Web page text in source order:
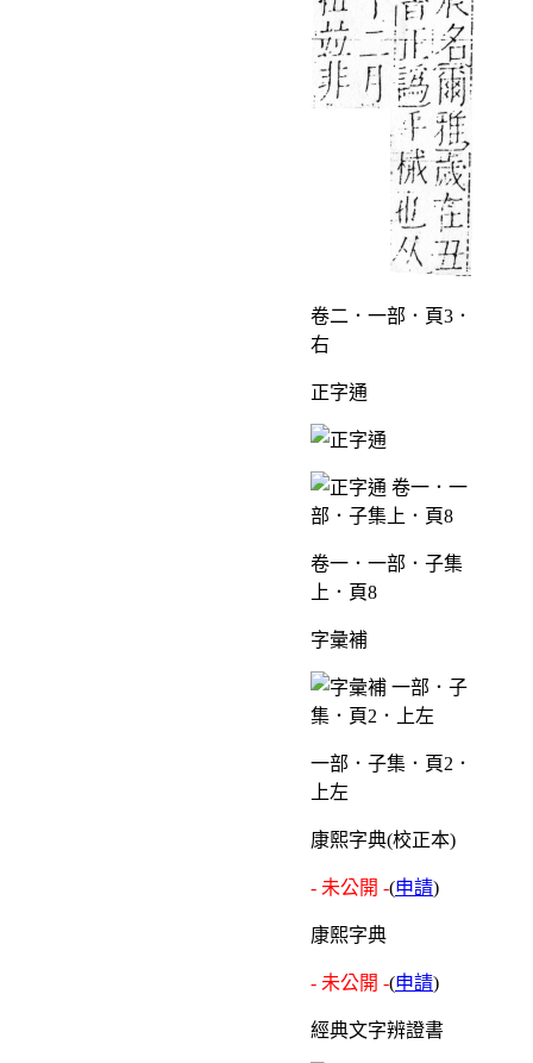
卷二．一部．頁3．
右
正字通
卷一．一部．子集
上．頁8
字彙補
一部．子集．頁2．
上左
康熙字典(校正本)
- 未公開 -(申請)
康熙字典
- 未公開 -(申請)
經典文字辨證書